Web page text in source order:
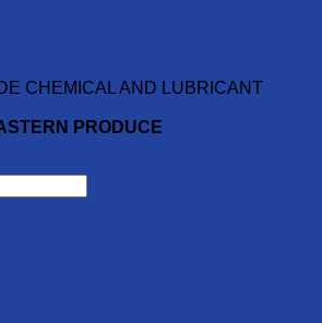
CHEMICAL AND LUBRICANT
PRODUCE